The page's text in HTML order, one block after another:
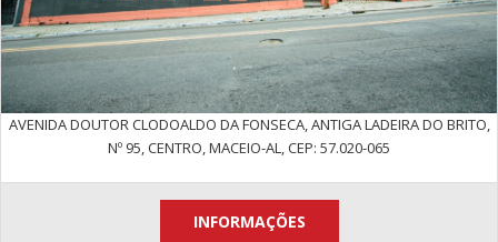
AVENIDA DOUTOR CLODOALDO DA FONSECA, ANTIGA LADEIRA DO BRITO,
Nº 95, CENTRO, MACEIO-AL, CEP: 57.020-065
INFORMAÇÕES